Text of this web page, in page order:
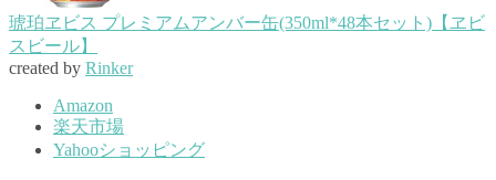
琥珀ヱビス プレミアムアンバー缶(350ml*48本セット)【ヱビ
スビール】
created by Rinker
Amazon
楽天市場
Yahooショッピング